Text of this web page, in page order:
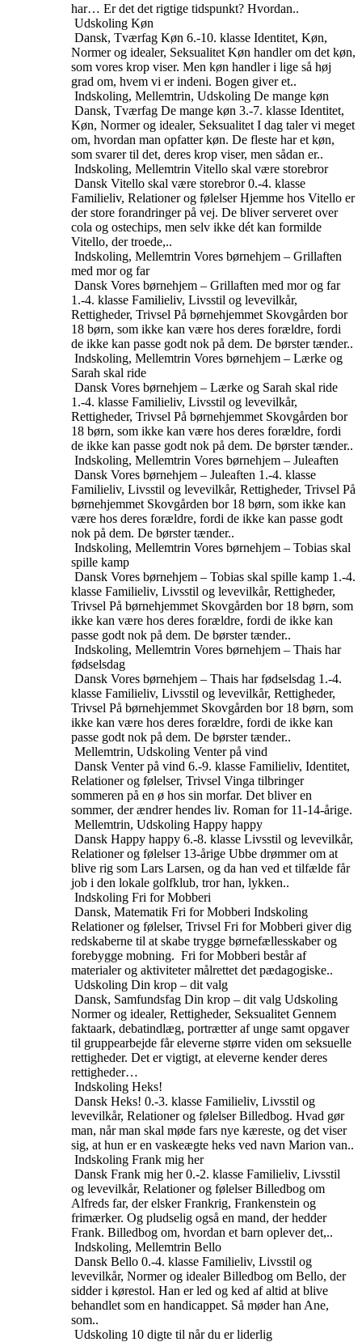
har… Er det det rigtige tidspunkt? Hvordan..
Udskoling Køn
Dansk, Tværfag Køn 6.-10. klasse Identitet, Køn,
Normer og idealer, Seksualitet Køn handler om det køn,
som vores krop viser. Men køn handler i lige så høj
grad om, hvem vi er indeni. Bogen giver et..
Indskoling, Mellemtrin, Udskoling De mange køn
Dansk, Tværfag De mange køn 3.-7. klasse Identitet,
Køn, Normer og idealer, Seksualitet I dag taler vi meget
om, hvordan man opfatter køn. De fleste har et køn,
som svarer til det, deres krop viser, men sådan er..
Indskoling, Mellemtrin Vitello skal være storebror
Dansk Vitello skal være storebror 0.-4. klasse
Familieliv, Relationer og følelser Hjemme hos Vitello er
der store forandringer på vej. De bliver serveret over
cola og ostechips, men selv ikke dét kan formilde
Vitello, der troede,..
Indskoling, Mellemtrin Vores børnehjem – Grillaften
med mor og far
Dansk Vores børnehjem – Grillaften med mor og far
1.-4. klasse Familieliv, Livsstil og levevilkår,
Rettigheder, Trivsel På børnehjemmet Skovgården bor
18 børn, som ikke kan være hos deres forældre, fordi
de ikke kan passe godt nok på dem. De børster tænder..
Indskoling, Mellemtrin Vores børnehjem – Lærke og
Sarah skal ride
Dansk Vores børnehjem – Lærke og Sarah skal ride
1.-4. klasse Familieliv, Livsstil og levevilkår,
Rettigheder, Trivsel På børnehjemmet Skovgården bor
18 børn, som ikke kan være hos deres forældre, fordi
de ikke kan passe godt nok på dem. De børster tænder..
Indskoling, Mellemtrin Vores børnehjem – Juleaften
Dansk Vores børnehjem – Juleaften 1.-4. klasse
Familieliv, Livsstil og levevilkår, Rettigheder, Trivsel På
børnehjemmet Skovgården bor 18 børn, som ikke kan
være hos deres forældre, fordi de ikke kan passe godt
nok på dem. De børster tænder..
Indskoling, Mellemtrin Vores børnehjem – Tobias skal
spille kamp
Dansk Vores børnehjem – Tobias skal spille kamp 1.-4.
klasse Familieliv, Livsstil og levevilkår, Rettigheder,
Trivsel På børnehjemmet Skovgården bor 18 børn, som
ikke kan være hos deres forældre, fordi de ikke kan
passe godt nok på dem. De børster tænder..
Indskoling, Mellemtrin Vores børnehjem – Thais har
fødselsdag
Dansk Vores børnehjem – Thais har fødselsdag 1.-4.
klasse Familieliv, Livsstil og levevilkår, Rettigheder,
Trivsel På børnehjemmet Skovgården bor 18 børn, som
ikke kan være hos deres forældre, fordi de ikke kan
passe godt nok på dem. De børster tænder..
Mellemtrin, Udskoling Venter på vind
Dansk Venter på vind 6.-9. klasse Familieliv, Identitet,
Relationer og følelser, Trivsel Vinga tilbringer
sommeren på en ø hos sin morfar. Det bliver en
sommer, der ændrer hendes liv. Roman for 11-14-årige.
Mellemtrin, Udskoling Happy happy
Dansk Happy happy 6.-8. klasse Livsstil og levevilkår,
Relationer og følelser 13-årige Ubbe drømmer om at
blive rig som Lars Larsen, og da han ved et tilfælde får
job i den lokale golfklub, tror han, lykken..
Indskoling Fri for Mobberi
Dansk, Matematik Fri for Mobberi Indskoling
Relationer og følelser, Trivsel Fri for Mobberi giver dig
redskaberne til at skabe trygge børnefællesskaber og
forebygge mobning. Fri for Mobberi består af
materialer og aktiviteter målrettet det pædagogiske..
Udskoling Din krop – dit valg
Dansk, Samfundsfag Din krop – dit valg Udskoling
Normer og idealer, Rettigheder, Seksualitet Gennem
faktaark, debatindlæg, portrætter af unge samt opgaver
til gruppearbejde får eleverne større viden om seksuelle
rettigheder. Det er vigtigt, at eleverne kender deres
rettigheder…
Indskoling Heks!
Dansk Heks! 0.-3. klasse Familieliv, Livsstil og
levevilkår, Relationer og følelser Billedbog. Hvad gør
man, når man skal møde fars nye kæreste, og det viser
sig, at hun er en vaskeægte heks ved navn Marion van..
Indskoling Frank mig her
Dansk Frank mig her 0.-2. klasse Familieliv, Livsstil
og levevilkår, Relationer og følelser Billedbog om
Alfreds far, der elsker Frankrig, Frankenstein og
frimærker. Og pludselig også en mand, der hedder
Frank. Billedbog om, hvordan et barn oplever det,..
Indskoling, Mellemtrin Bello
Dansk Bello 0.-4. klasse Familieliv, Livsstil og
levevilkår, Normer og idealer Billedbog om Bello, der
sidder i kørestol. Han er led og ked af altid at blive
behandlet som en handicappet. Så møder han Ane,
som..
Udskoling 10 digte til når du er liderlig